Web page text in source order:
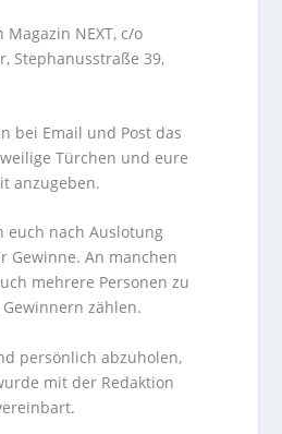
Magazin NEXT, c/o
Stephanusstraße 39,
bei Email und Post das
Türchen und eure
anzugeben.
euch nach Auslotung
Gewinne. An manchen
mehrere Personen zu
zählen.
persönlich abzuholen,
mit der Redaktion